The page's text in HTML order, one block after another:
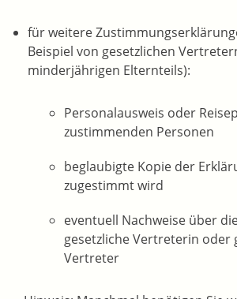
für weitere
Beispiel von gesetzlichen
minderjährigen Elternteils):
Personalausweis oder
zustimmenden Personen
beglaubigte Kopie der
zugestimmt wird
eventuell Nachweise über
gesetzliche Vertreterin oder
Vertreter